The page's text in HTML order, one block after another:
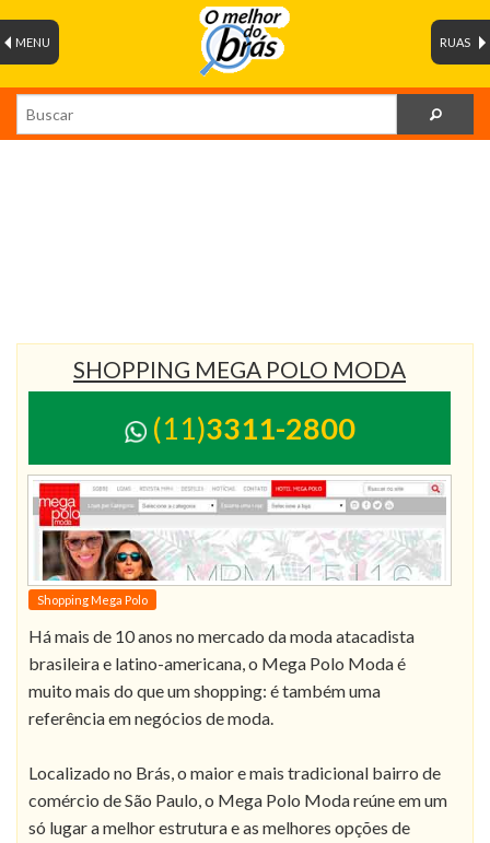
RUAS
MENU
SHOPPING MEGA POLO MODA
(11)3311-2800
Shopping Mega Polo
Há mais de 10 anos no mercado da moda atacadista
brasileira e latino-americana, o Mega Polo Moda é
muito mais do que um shopping: é também uma
referência em negócios de moda.
Localizado no Brás, o maior e mais tradicional bairro de
comércio de São Paulo, o Mega Polo Moda reúne em um
só lugar a melhor estrutura e as melhores opções de